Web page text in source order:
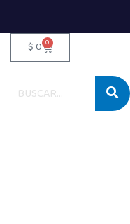
$0 0